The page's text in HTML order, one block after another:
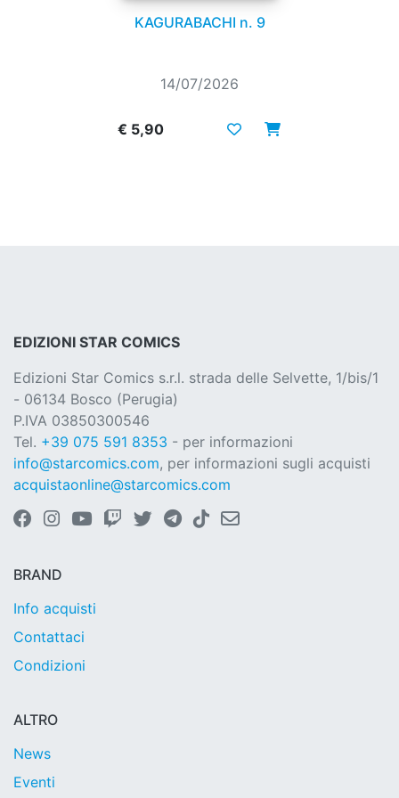
KAGURABACHI n. 9
14/07/2026
€ 5,90
EDIZIONI STAR COMICS
Edizioni Star Comics s.r.l. strada delle Selvette, 1/bis/1
- 06134 Bosco (Perugia)
P.IVA 03850300546
Tel. +39 075 591 8353 - per informazioni
info@starcomics.com, per informazioni sugli acquisti
acquistaonline@starcomics.com
BRAND
Info acquisti
Contattaci
Condizioni
ALTRO
News
Eventi